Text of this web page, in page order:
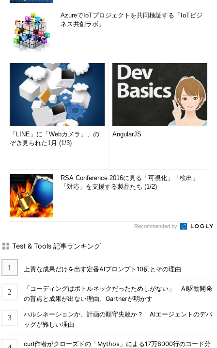
AzureでIoTプロジェクトを共同検証する「IoTビジ
ネス共創ラボ」
「LINE」に「Webカメラ」、の
ぞき見られた1月 (1/3)
AngularJS
RSA Conference 2016に見る「可視化」「検出」
「対応」を支援する製品たち (1/2)
Recommended by
Test & Tools 記事ランキング
上質な成果だけを出す定番AIプロンプト10例とその理由
「コーディングはボトルネックだったためしがない」 AI駆動開発
の盲点と成果が出ない理由、Gartnerが明かす
ハルシネーションか、計画の順守失敗か？ AIエージェントのデバ
ッグが難しい理由
curl作者がクローズドの「Mythos」による17万8000行のコード分